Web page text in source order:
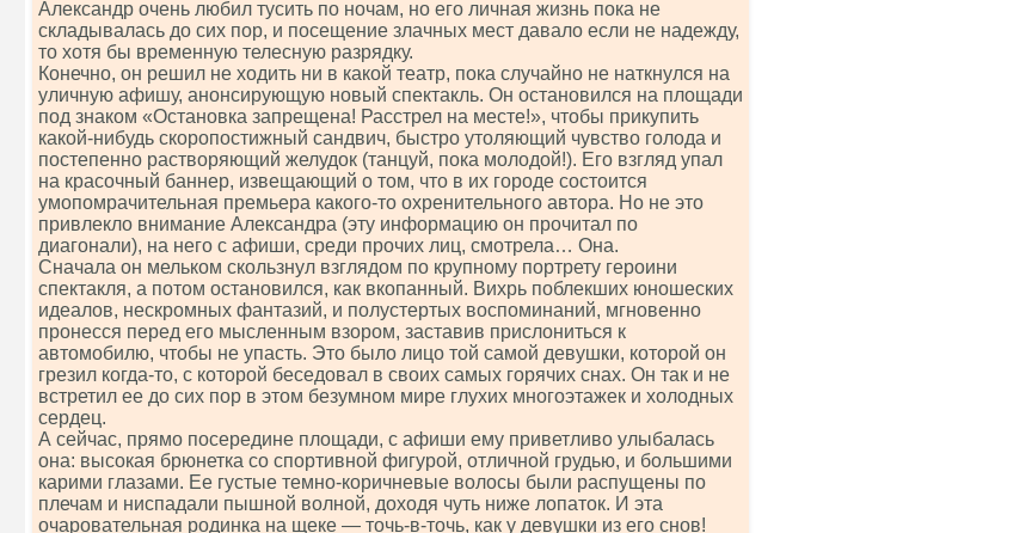
Александр очень любил тусить по ночам, но его личная жизнь пока не
складывалась до сих пор, и посещение злачных мест давало если не надежду,
то хотя бы временную телесную разрядку.
Конечно, он решил не ходить ни в какой театр, пока случайно не наткнулся на
уличную афишу, анонсирующую новый спектакль. Он остановился на площади
под знаком «Остановка запрещена! Расстрел на месте!», чтобы прикупить
какой-нибудь скоропостижный сандвич, быстро утоляющий чувство голода и
постепенно растворяющий желудок (танцуй, пока молодой!). Его взгляд упал
на красочный баннер, извещающий о том, что в их городе состоится
умопомрачительная премьера какого-то охренительного автора. Но не это
привлекло внимание Александра (эту информацию он прочитал по
диагонали), на него с афиши, среди прочих лиц, смотрела… Она.
Сначала он мельком скользнул взглядом по крупному портрету героини
спектакля, а потом остановился, как вкопанный. Вихрь поблекших юношеских
идеалов, нескромных фантазий, и полустертых воспоминаний, мгновенно
пронесся перед его мысленным взором, заставив прислониться к
автомобилю, чтобы не упасть. Это было лицо той самой девушки, которой он
грезил когда-то, с которой беседовал в своих самых горячих снах. Он так и не
встретил ее до сих пор в этом безумном мире глухих многоэтажек и холодных
сердец.
А сейчас, прямо посередине площади, с афиши ему приветливо улыбалась
она: высокая брюнетка со спортивной фигурой, отличной грудью, и большими
карими глазами. Ее густые темно-коричневые волосы были распущены по
плечам и ниспадали пышной волной, доходя чуть ниже лопаток. И эта
очаровательная родинка на щеке — точь-в-точь, как у девушки из его снов!